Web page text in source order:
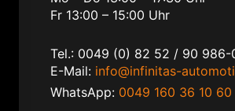
Fr 13:00 – 15:00 Uhr
Tel.: 0049 (0) 82 52 / 90 986-
E-Mail: info@infinitas-
WhatsApp: 0049 160 36 10 60